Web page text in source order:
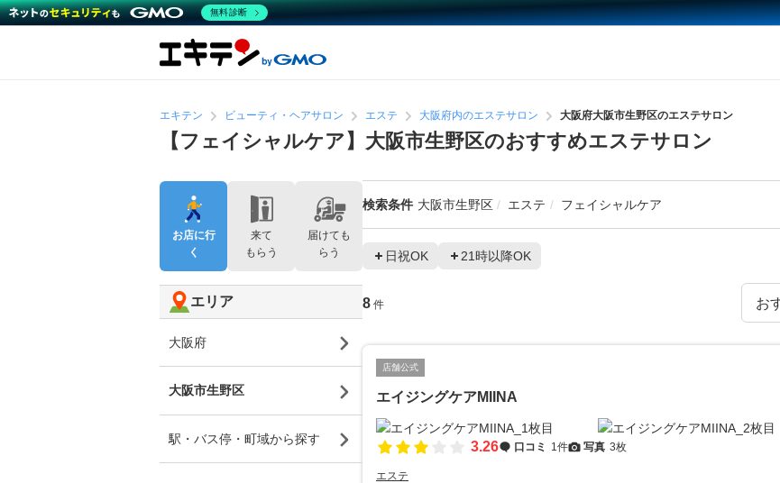
エキテン ビューティ・ヘアサロン エステ 大阪府内のエステサロン 大阪府大阪市生野区のエステサロン
【フェイシャルケア】大阪市生野区のおすすめエステサロン
検索条件 大阪市生野区 エステ フェイシャルケア
日祝OK 21時以降OK
8 件
店舗公式
エイジングケアMIINA
3.26 口コミ 1件 写真 3枚
エステ
お店に行
く
来て
もらう
届けても
らう
エリア
大阪府
大阪市生野区
駅・バス停・町域から探す
無料診断